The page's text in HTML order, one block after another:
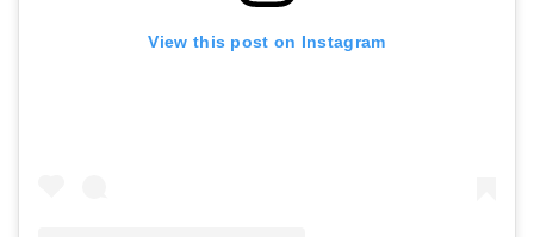
View this post on Instagram